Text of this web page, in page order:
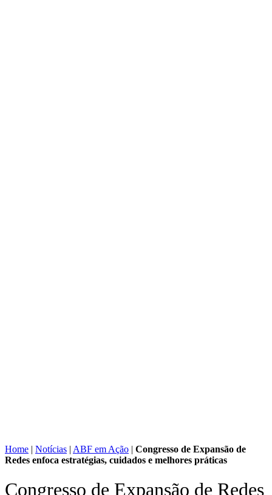
Home | Notícias | ABF em Ação | Congresso de Expansão de
Redes enfoca estratégias, cuidados e melhores práticas
Congresso de Expansão de Redes